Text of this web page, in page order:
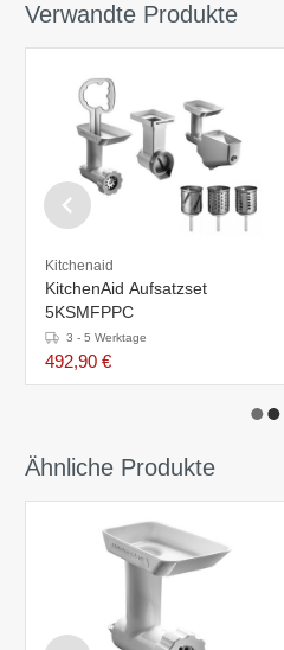
Verwandte Produkte
Kitchenaid
KitchenAid Aufsatzset
5KSMFPPC
3 - 5 Werktage
492,90 €
Ähnliche Produkte